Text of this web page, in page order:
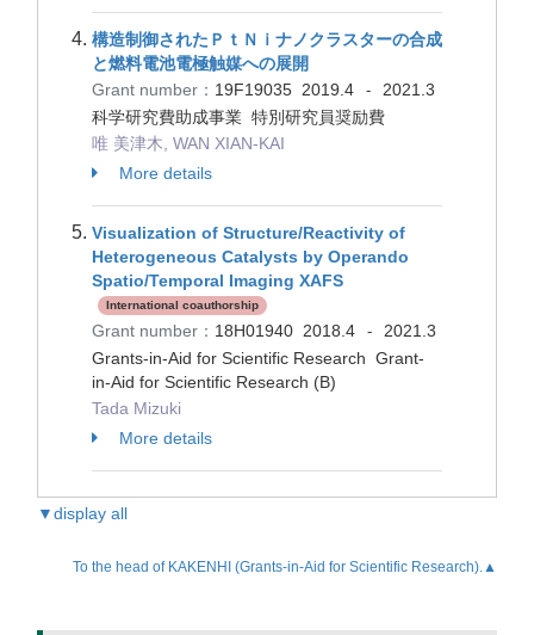
構造制御されたＰｔＮｉナノクラスターの合成
と燃料電池電極触媒への展開
Grant number： 19F19035 2019.4 -
2021.3
科学研究費助成事業 特別研究員奨励費
唯 美津木, WAN XIAN-KAI
More details
Visualization of Structure/Reactivity of
Heterogeneous Catalysts by Operando
Spatio/Temporal Imaging XAFS
International coauthorship
Grant number： 18H01940 2018.4 -
2021.3
Grants-in-Aid for Scientific Research Grant-
in-Aid for Scientific Research (B)
Tada Mizuki
More details
▼display all
To the head of KAKENHI (Grants-in-Aid for Scientific Research).▲